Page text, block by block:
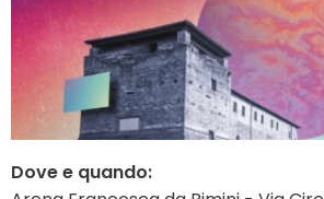
Dove e quando: